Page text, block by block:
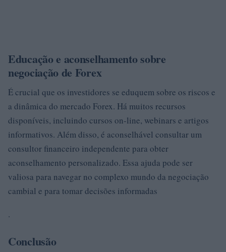
Educação e aconselhamento sobre
negociação de Forex
É crucial que os investidores se eduquem sobre os riscos e
a dinâmica do mercado Forex. Há muitos recursos
disponíveis, incluindo cursos on-line, webinars e artigos
informativos. Além disso, é aconselhável consultar um
consultor financeiro independente para obter
aconselhamento personalizado. Essa ajuda pode ser
valiosa para navegar no complexo mundo da negociação
cambial e para tomar decisões informadas
.
Conclusão